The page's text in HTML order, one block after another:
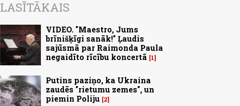
LASĪTĀKAIS
VIDEO. "Maestro, Jums
brīnišķīgi sanāk!" Ļaudis
sajūsmā par Raimonda Paula
negaidīto rīcību koncertā
1
Putins paziņo, ka Ukraina
zaudēs "rietumu zemes", un
piemin Poliju 2